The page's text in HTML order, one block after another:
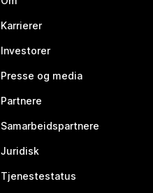
Karrierer
Investorer
Presse og media
Partnere
Samarbeidspartnere
Juridisk
Tjenestestatus